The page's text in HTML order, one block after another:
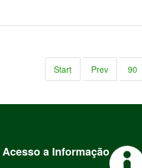
Start Prev 90
Acesso a Informação